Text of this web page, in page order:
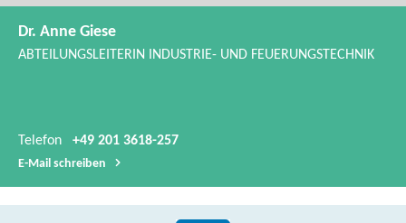
Dr. Anne Giese
ABTEILUNGSLEITERIN INDUSTRIE-​ UND FEUERUNGSTECHNIK
Telefon +49 201 3618-257
E-​Mail schreiben